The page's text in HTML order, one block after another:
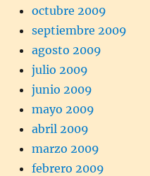
octubre 2009
septiembre 2009
agosto 2009
julio 2009
junio 2009
mayo 2009
abril 2009
marzo 2009
febrero 2009